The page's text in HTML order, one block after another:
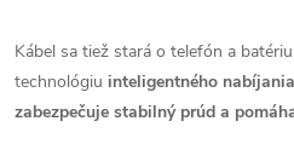
Kábel sa tiež stará o telefón a
technológiu inteligentného
zabezpečuje stabilný prúd a